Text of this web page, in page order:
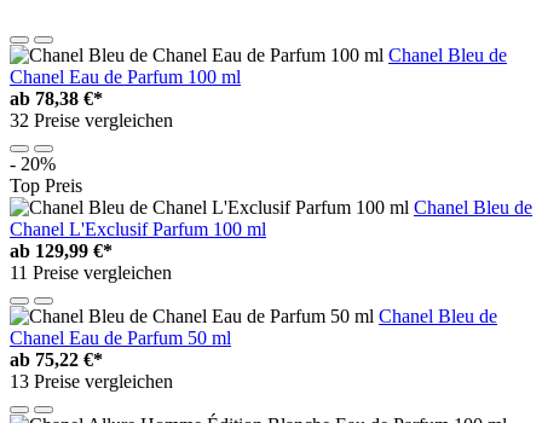
Chanel Bleu de
Chanel Eau de Parfum 100 ml
ab 78,38 €*
32 Preise vergleichen
- 20%
Top Preis
Chanel Bleu de
Chanel L'Exclusif Parfum 100 ml
ab 129,99 €*
11 Preise vergleichen
Chanel Bleu de
Chanel Eau de Parfum 50 ml
ab 75,22 €*
13 Preise vergleichen